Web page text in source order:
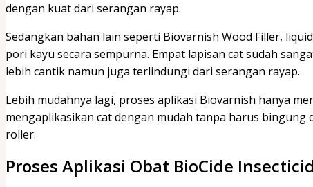
dengan kuat dari serangan rayap.
Sedangkan bahan lain seperti Biovarnish Wood Filler,
pori kayu secara sempurna. Empat lapisan cat sudah
lebih cantik namun juga terlindungi dari serangan rayap.
Lebih mudahnya lagi, proses aplikasi Biovarnish hanya
mengaplikasikan cat dengan mudah tanpa harus
roller.
Proses Aplikasi Obat BioCide